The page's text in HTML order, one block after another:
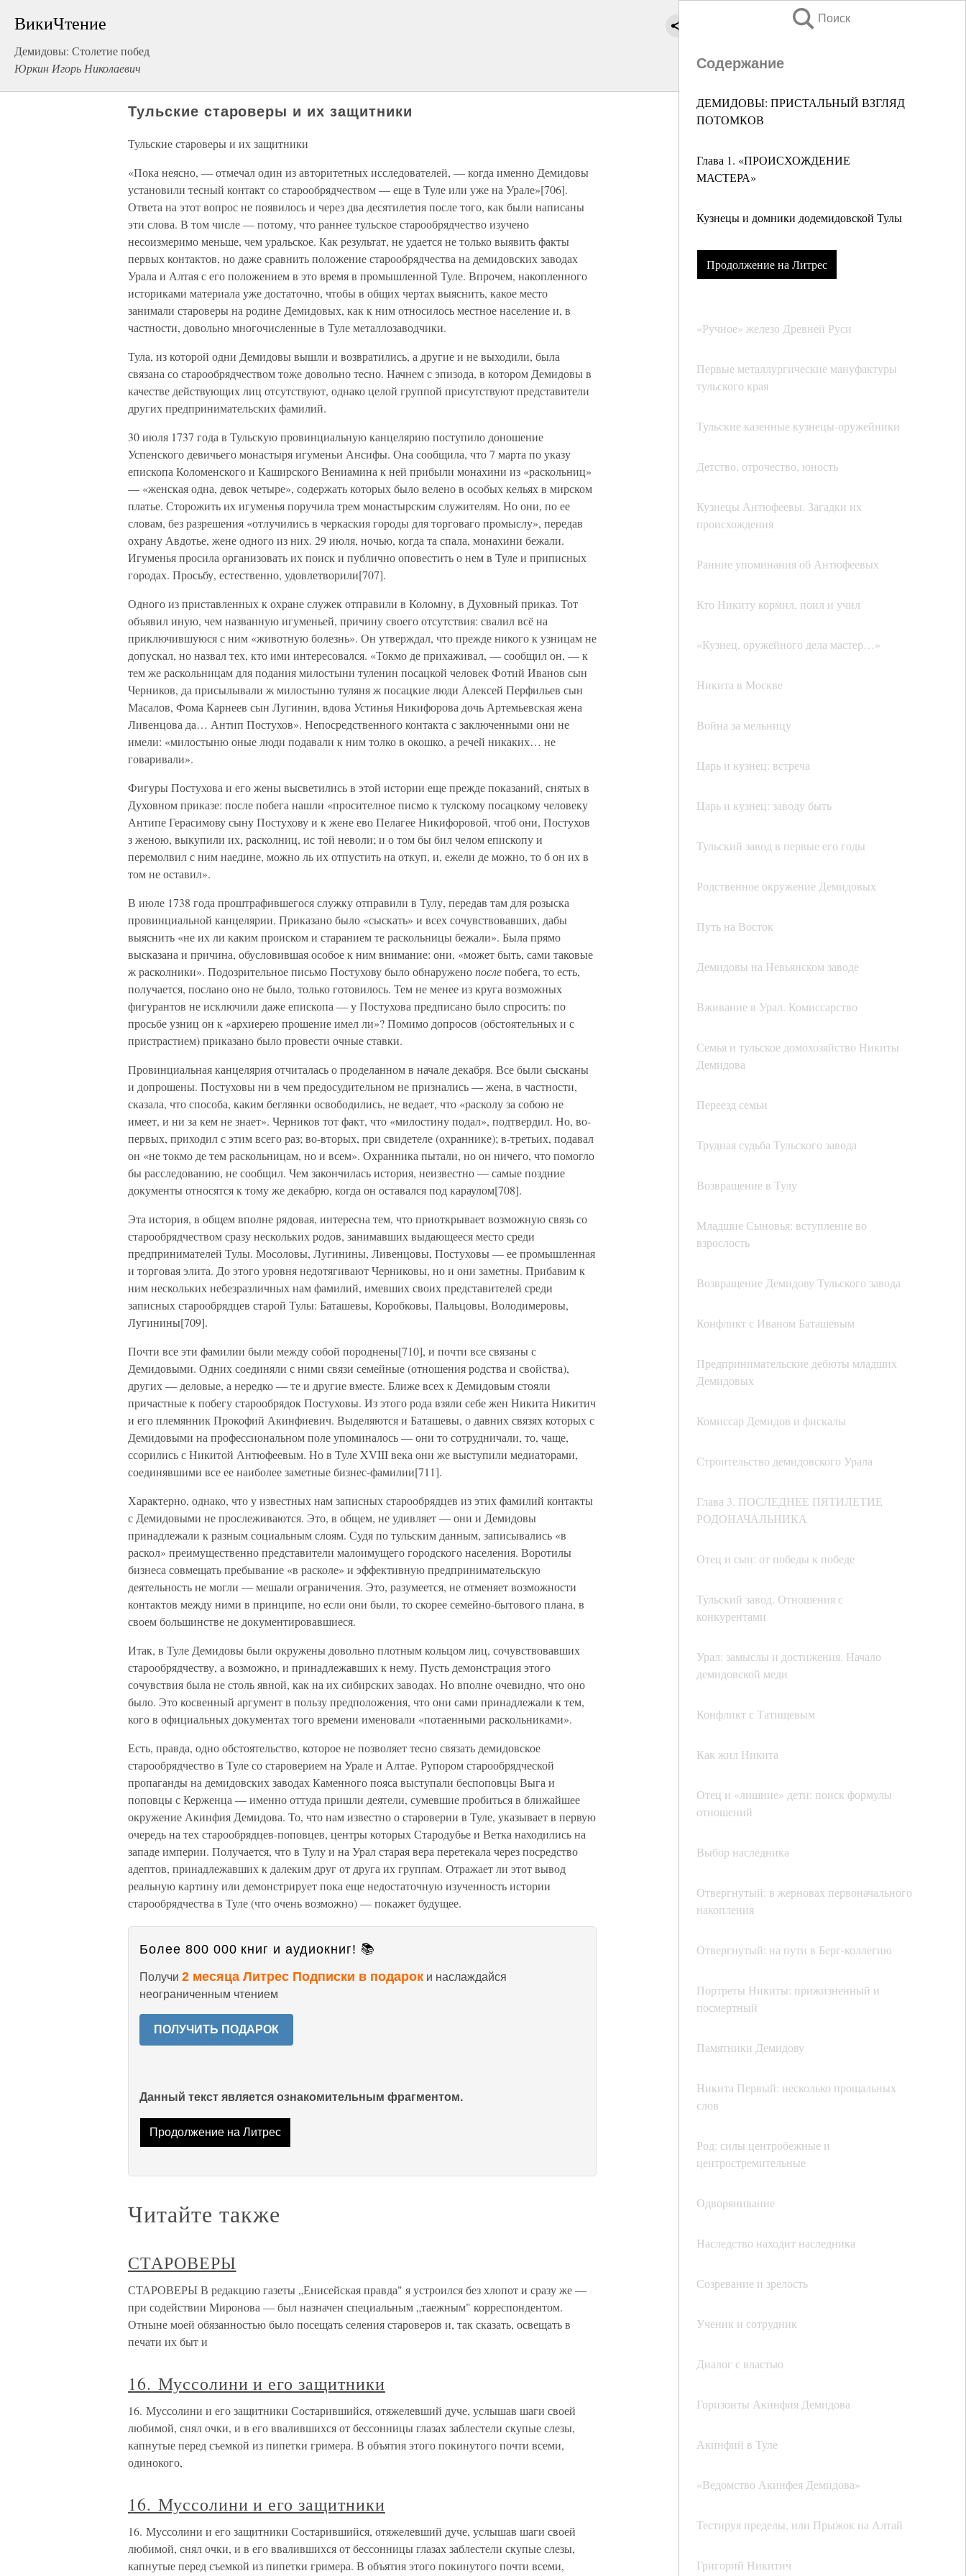
ВикиЧтение
Демидовы: Столетие побед
Юркин Игорь Николаевич
Поиск
Содержание
ДЕМИДОВЫ: ПРИСТАЛЬНЫЙ ВЗГЛЯД
ПОТОМКОВ
Глава 1. «ПРОИСХОЖДЕНИЕ
МАСТЕРА»
Кузнецы и домники додемидовской Тулы
Продолжение на Литрес
«Ручное» железо Древней Руси
Первые металлургические мануфактуры
тульского края
Тульские казенные кузнецы-оружейники
Детство, отрочество, юность
Кузнецы Антюфеевы. Загадки их
происхождения
Ранние упоминания об Антюфеевых
Кто Никиту кормил, поил и учил
«Кузнец, оружейного дела мастер…»
Никита в Москве
Война за мельницу
Царь и кузнец: встреча
Царь и кузнец: заводу быть
Тульский завод в первые его годы
Родственное окружение Демидовых
Путь на Восток
Демидовы на Невьянском заводе
Вживание в Урал. Комиссарство
Семья и тульское домохозяйство Никиты
Демидова
Переезд семьи
Трудная судьба Тульского завода
Возвращение в Тулу
Младшие Сыновья: вступление во
взрослость
Возвращение Демидову Тульского завода
Конфликт с Иваном Баташевым
Предпринимательские дебюты младших
Демидовых
Комиссар Демидов и фискалы
Строительство демидовского Урала
Глава 3. ПОСЛЕДНЕЕ ПЯТИЛЕТИЕ
РОДОНАЧАЛЬНИКА
Отец и сын: от победы к победе
Тульский завод. Отношения с
конкурентами
Урал: замыслы и достижения. Начало
демидовской меди
Конфликт с Татищевым
Как жил Никита
Отец и «лишние» дети: поиск формулы
отношений
Выбор наследника
Отвергнутый: в жерновах первоначального
накопления
Отвергнутый: на пути в Берг-коллегию
Портреты Никиты: прижизненный и
посмертный
Памятники Демидову
Никита Первый: несколько прощальных
слов
Род: силы центробежные и
центростремительные
Одворянивание
Наследство находит наследника
Созревание и зрелость
Ученик и сотрудник
Диалог с властью
Горизонты Акинфия Демидова
Акинфий в Туле
«Ведомство Акинфея Демидова»
Тестируя пределы, или Прыжок на Алтай
Григорий Никитич
Тульские староверы и их защитники
Тульские староверы и их защитники
«Пока неясно, — отмечал один из авторитетных исследователей, — когда именно Демидовы
установили тесный контакт со старообрядчеством — еще в Туле или уже на Урале»[706].
Ответа на этот вопрос не появилось и через два десятилетия после того, как были написаны
эти слова. В том числе — потому, что раннее тульское старообрядчество изучено
несоизмеримо меньше, чем уральское. Как результат, не удается не только выявить факты
первых контактов, но даже сравнить положение старообрядчества на демидовских заводах
Урала и Алтая с его положением в это время в промышленной Туле. Впрочем, накопленного
историками материала уже достаточно, чтобы в общих чертах выяснить, какое место
занимали староверы на родине Демидовых, как к ним относилось местное население и, в
частности, довольно многочисленные в Туле металлозаводчики.
Тула, из которой одни Демидовы вышли и возвратились, а другие и не выходили, была
связана со старообрядчеством тоже довольно тесно. Начнем с эпизода, в котором Демидовы в
качестве действующих лиц отсутствуют, однако целой группой присутствуют представители
других предпринимательских фамилий.
30 июля 1737 года в Тульскую провинциальную канцелярию поступило доношение
Успенского девичьего монастыря игуменьи Ансифы. Она сообщила, что 7 марта по указу
епископа Коломенского и Каширского Вениамина к ней прибыли монахини из «раскольниц»
— «женская одна, девок четыре», содержать которых было велено в особых кельях в мирском
платье. Сторожить их игуменья поручила трем монастырским служителям. Но они, по ее
словам, без разрешения «отлучились в черкаския городы для торговаго промыслу», передав
охрану Авдотье, жене одного из них. 29 июля, ночью, когда та спала, монахини бежали.
Игуменья просила организовать их поиск и публично оповестить о нем в Туле и приписных
городах. Просьбу, естественно, удовлетворили[707].
Одного из приставленных к охране служек отправили в Коломну, в Духовный приказ. Тот
объявил иную, чем названную игуменьей, причину своего отсутствия: свалил всё на
приключившуюся с ним «животную болезнь». Он утверждал, что прежде никого к узницам не
допускал, но назвал тех, кто ими интересовался. «Токмо де прихаживал, — сообщил он, — к
тем же раскольницам для подания милостыни туленин посацкой человек Фотий Иванов сын
Черников, да присылывали ж милостыню туляня ж посацкие люди Алексей Перфильев сын
Масалов, Фома Карнеев сын Лугинин, вдова Устинья Никифорова дочь Артемьевская жена
Ливенцова да… Антип Постухов». Непосредственного контакта с заключенными они не
имели: «милостыню оные люди подавали к ним толко в окошко, а речей никаких… не
говаривали».
Фигуры Постухова и его жены высветились в этой истории еще прежде показаний, снятых в
Духовном приказе: после побега нашли «просителное писмо к тулскому посацкому человеку
Антипе Герасимову сыну Постухову и к жене ево Пелагее Никифоровой, чтоб они, Постухов
з женою, выкупили их, расколниц, ис той неволи; и о том бы бил челом епископу и
перемолвил с ним наедине, можно ль их отпустить на откуп, и, ежели де можно, то б он их в
том не оставил».
В июле 1738 года проштрафившегося служку отправили в Тулу, передав там для розыска
провинциальной канцелярии. Приказано было «сыскать» и всех сочувствовавших, дабы
выяснить «не их ли каким происком и старанием те раскольницы бежали». Была прямо
высказана и причина, обусловившая особое к ним внимание: они, «может быть, сами таковые
ж расколники». Подозрительное письмо Постухову было обнаруженопослепобега, то есть,
получается, послано оно не было, только готовилось. Тем не менее из круга возможных
фигурантов не исключили даже епископа — у Постухова предписано было спросить: по
просьбе узниц он к «архиерею прошение имел ли»? Помимо допросов (обстоятельных и с
пристрастием) приказано было провести очные ставки.
Провинциальная канцелярия отчиталась о проделанном в начале декабря. Все были сысканы
и допрошены. Постуховы ни в чем предосудительном не признались — жена, в частности,
сказала, что способа, каким беглянки освободились, не ведает, что «расколу за собою не
имеет, и ни за кем не знает». Черников тот факт, что «милостину подал», подтвердил. Но, во-
первых, приходил с этим всего раз; во-вторых, при свидетеле (охраннике); в-третьих, подавал
он «не токмо де тем раскольницам, но и всем». Охранника пытали, но он ничего, что помогло
бы расследованию, не сообщил. Чем закончилась история, неизвестно — самые поздние
документы относятся к тому же декабрю, когда он оставался под караулом[708].
Эта история, в общем вполне рядовая, интересна тем, что приоткрывает возможную связь со
старообрядчеством сразу нескольких родов, занимавших выдающееся место среди
предпринимателей Тулы. Мосоловы, Лугинины, Ливенцовы, Постуховы — ее промышленная
и торговая элита. До этого уровня недотягивают Черниковы, но и они заметны. Прибавим к
ним нескольких небезразличных нам фамилий, имевших своих представителей среди
записных старообрядцев старой Тулы: Баташевы, Коробковы, Пальцовы, Володимеровы,
Лугинины[709].
Почти все эти фамилии были между собой породнены[710], и почти все связаны с
Демидовыми. Одних соединяли с ними связи семейные (отношения родства и свойства),
других — деловые, а нередко — те и другие вместе. Ближе всех к Демидовым стояли
причастные к побегу старообрядок Постуховы. Из этого рода взяли себе жен Никита Никитич
и его племянник Прокофий Акинфиевич. Выделяются и Баташевы, о давних связях которых с
Демидовыми на профессиональном поле упоминалось — они то сотрудничали, то, чаще,
ссорились с Никитой Антюфеевым. Но в Туле XVIII века они же выступили медиаторами,
соединявшими все ее наиболее заметные бизнес-фамилии[711].
Характерно, однако, что у известных нам записных старообрядцев из этих фамилий контакты
с Демидовыми не прослеживаются. Это, в общем, не удивляет — они и Демидовы
принадлежали к разным социальным слоям. Судя по тульским данным, записывались «в
раскол» преимущественно представители малоимущего городского населения. Воротилы
бизнеса совмещать пребывание «в расколе» и эффективную предпринимательскую
деятельность не могли — мешали ограничения. Это, разумеется, не отменяет возможности
контактов между ними в принципе, но если они были, то скорее семейно-бытового плана, в
своем большинстве не документировавшиеся.
Итак, в Туле Демидовы были окружены довольно плотным кольцом лиц, сочувствовавших
старообрядчеству, а возможно, и принадлежавших к нему. Пусть демонстрация этого
сочувствия была не столь явной, как на их сибирских заводах. Но вполне очевидно, что оно
было. Это косвенный аргумент в пользу предположения, что они сами принадлежали к тем,
кого в официальных документах того времени именовали «потаенными раскольниками».
Есть, правда, одно обстоятельство, которое не позволяет тесно связать демидовское
старообрядчество в Туле со староверием на Урале и Алтае. Рупором старообрядческой
пропаганды на демидовских заводах Каменного пояса выступали беспоповцы Выга и
поповцы с Керженца — именно оттуда пришли деятели, сумевшие пробиться в ближайшее
окружение Акинфия Демидова. То, что нам известно о староверии в Туле, указывает в первую
очередь на тех старообрядцев-поповцев, центры которых Стародубье и Ветка находились на
западе империи. Получается, что в Тулу и на Урал старая вера перетекала через посредство
адептов, принадлежавших к далеким друг от друга их группам. Отражает ли этот вывод
реальную картину или демонстрирует пока еще недостаточную изученность истории
старообрядчества в Туле (что очень возможно) — покажет будущее.
Более 800 000 книг и аудиокниг! 📚
Получи 2 месяца Литрес Подписки в подарок и наслаждайся
неограниченным чтением
ПОЛУЧИТЬ ПОДАРОК
Данный текст является ознакомительным фрагментом.
Продолжение на Литрес
Читайте также
СТАРОВЕРЫ
СТАРОВЕРЫ В редакцию газеты „Енисейская правда" я устроился без хлопот и сразу же —
при содействии Миронова — был назначен специальным „таежным" корреспондентом.
Отныне моей обязанностью было посещать селения староверов и, так сказать, освещать в
печати их быт и
16. Муссолини и его защитники
16. Муссолини и его защитники Состарившийся, отяжелевший дуче, услышав шаги своей
любимой, снял очки, и в его ввалившихся от бессонницы глазах заблестели скупые слезы,
капнутые перед съемкой из пипетки гримера. В объятия этого покинутого почти всеми,
одинокого,
16. Муссолини и его защитники
16. Муссолини и его защитники Состарившийся, отяжелевший дуче, услышав шаги своей
любимой, снял очки, и в его ввалившихся от бессонницы глазах заблестели скупые слезы,
капнутые перед съемкой из пипетки гримера. В объятия этого покинутого почти всеми,